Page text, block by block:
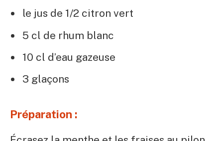
le jus de 1/2 citron vert
5 cl de rhum blanc
10 cl d’eau gazeuse
3 glaçons
Préparation :